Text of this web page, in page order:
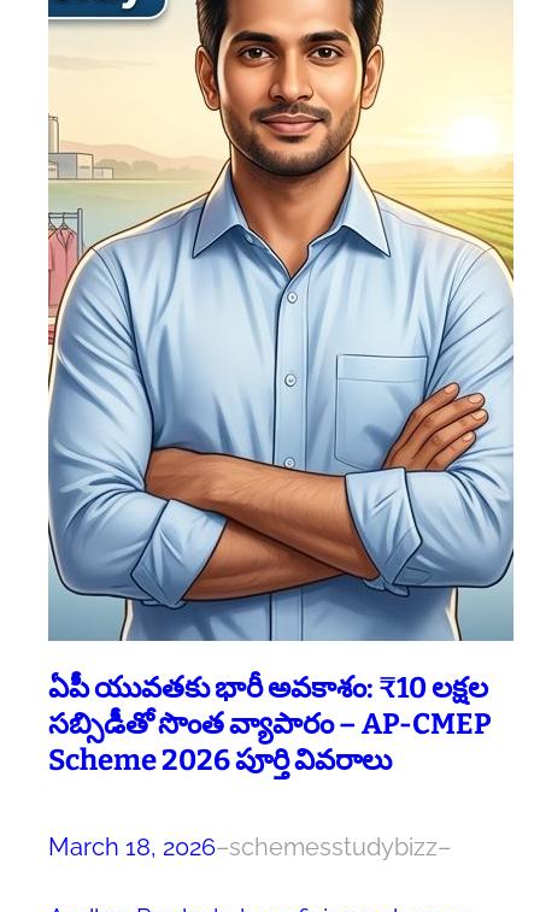
ఏపీ యువతకు భారీ అవకాశం: ₹10 లక్షల
సబ్సిడీతో సొంత వ్యాపారం – AP-CMEP
Scheme 2026 పూర్తి వివరాలు
March 18, 2026–schemesstudybizz–